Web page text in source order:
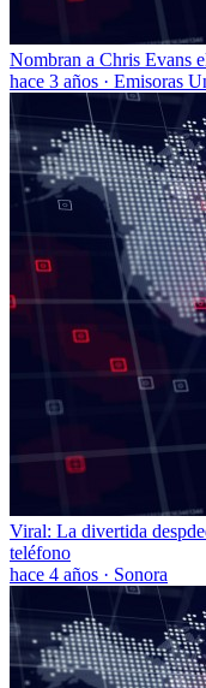
Nombran a Chris Evans
hace 3 años · Emisoras
Viral: La divertida
teléfono
hace 4 años · Sonora